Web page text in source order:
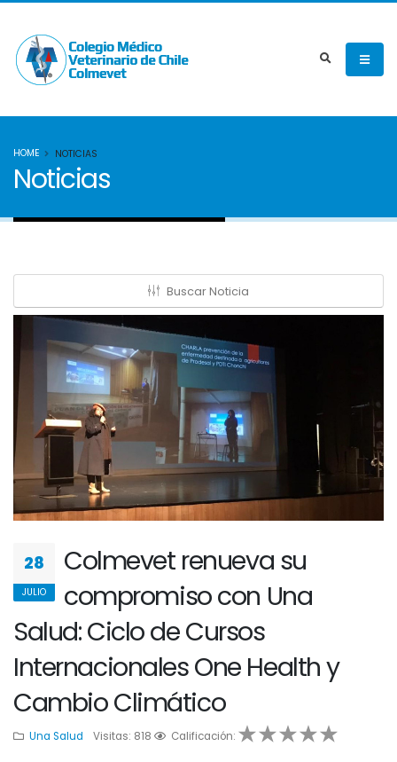
HOME NOTICIAS
Noticias
Buscar Noticia
28
JULIO
Colmevet renueva su
compromiso con Una
Salud: Ciclo de Cursos
Internacionales One Health y
Cambio Climático
Una Salud Visitas: 818 Calificación:
1 2 3 4 5